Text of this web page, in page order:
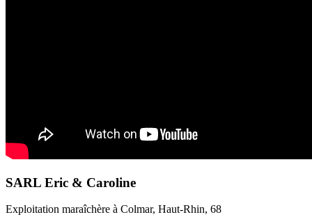
SARL Eric & Caroline
Exploitation maraîchère à Colmar, Haut-Rhin, 68